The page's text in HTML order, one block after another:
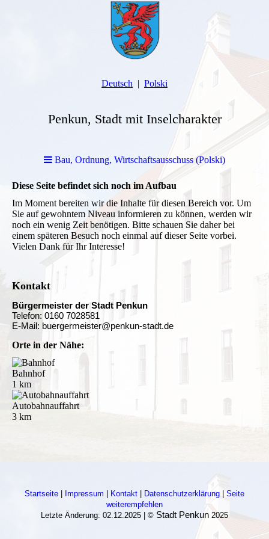
Deutsch Polski
Penkun, Stadt mit Inselcharakter
Bau, Ordnung, Wirtschaftsausschuss (Polski)
Diese Seite befindet sich noch im Aufbau
Im Moment bereiten wir die Inhalte für diesen Bereich vor. Um
Sie auf gewohntem Niveau informieren zu können, werden wir
noch ein wenig Zeit benötigen. Bitte schauen Sie daher bei
einem späteren Besuch noch einmal auf dieser Seite vorbei.
Vielen Dank für Ihr Interesse!
Kontakt
Bürgermeister der Stadt Penkun
Telefon: 0160 7028581
E-Mail: buergermeister@penkun-stadt.de
Orte in der Nähe:
Bahnhof
1 km
Autobahnauffahrt
3 km
Startseite Impressum Kontakt Datenschutzerklärung
Seite
weiterempfehlen
Letzte Änderung: 02.12.2025 | © Stadt Penkun 2025